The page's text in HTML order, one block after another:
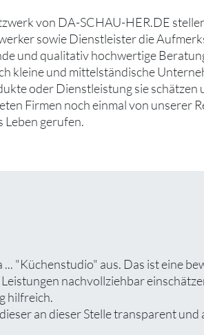
von DA-SCHAU-HER.DE
sowie Dienstleister die
und qualitativ hochwertige
kleine und mittelständische
oder Dienstleistung sie
Firmen noch einmal von
Leben gerufen.
"Küchenstudio" aus. Das ist eine
nachvollziehbar
hilfreich.
an dieser Stelle transparent